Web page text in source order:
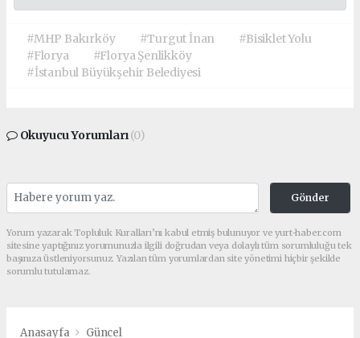
#MHP Bakırköy #Turgut İnan
#Bisiklet Yolu
#Florya
#Florya Şenlikköy
#İstanbul Büyükşehir Belediyesi
Okuyucu Yorumları(0)
Gönder
Yorum yazarak Topluluk Kuralları’nı kabul etmiş bulunuyor ve yurt-haber.com
sitesine yaptığınız yorumunuzla ilgili doğrudan veya dolaylı tüm sorumluluğu tek
başınıza üstleniyorsunuz. Yazılan tüm yorumlardan site yönetimi hiçbir şekilde
sorumlu tutulamaz.
Anasayfa Güncel